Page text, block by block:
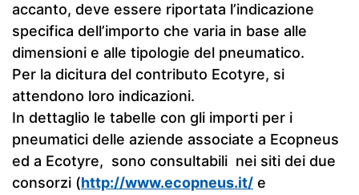
accanto, deve essere riportata l’indicazione
specifica dell’importo che varia in base alle
dimensioni e alle tipologie del pneumatico.
Per la dicitura del contributo Ecotyre, si
attendono loro indicazioni.
In dettaglio le tabelle con gli importi per i
pneumatici delle aziende associate a Ecopneus
ed a Ecotyre, sono consultabili nei siti dei due
consorzi (http://www.ecopneus.it/ e